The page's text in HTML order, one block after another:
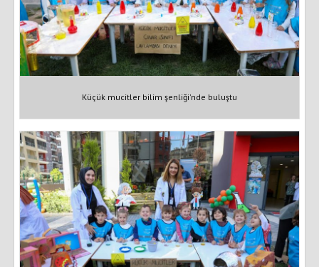
Küçük mucitler bilim şenliği'nde buluştu